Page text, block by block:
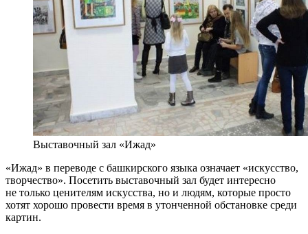
Выставочный зал «Ижад»
«Ижад» в переводе с башкирского языка означает «искусство,
творчество». Посетить выставочный зал будет интересно
не только ценителям искусства, но и людям, которые просто
хотят хорошо провести время в утонченной обстановке среди
картин.